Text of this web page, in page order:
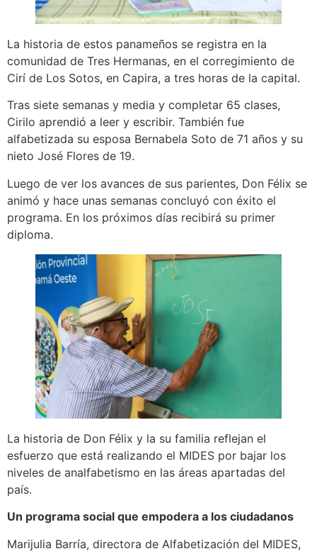
La historia de estos panameños se registra en la
comunidad de Tres Hermanas, en el corregimiento de
Cirí de Los Sotos, en Capira, a tres horas de la capital.
Tras siete semanas y media y completar 65 clases,
Cirilo aprendió a leer y escribir. También fue
alfabetizada su esposa Bernabela Soto de 71 años y su
nieto José Flores de 19.
Luego de ver los avances de sus parientes, Don Félix se
animó y hace unas semanas concluyó con éxito el
programa. En los próximos días recibirá su primer
diploma.
La historia de Don Félix y la su familia reflejan el
esfuerzo que está realizando el MIDES por bajar los
niveles de analfabetismo en las áreas apartadas del
país.
Un programa social que empodera a los ciudadanos
Marijulia Barría, directora de Alfabetización del MIDES,